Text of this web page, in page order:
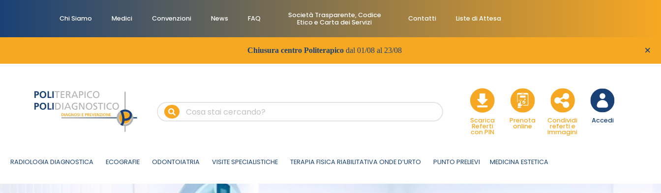
Chi Siamo Medici Convenzioni News FAQ
Società Trasparente, Codice
Etico e Carta dei Servizi
Contatti Liste di Attesa
Chiusura centro Politerapicodal 01/08 al 23/08 ×
Scarica
Referti
con PIN
Prenota
online
Condividi
referti e
immagini
Accedi
RADIOLOGIA DIAGNOSTICA ECOGRAFIE ODONTOIATRIA VISITE SPECIALISTICHE TERAPIA FISICA RIABILITATIVA ONDE D’URTO PUNTO PRELIEVI MEDICINA ESTETICA